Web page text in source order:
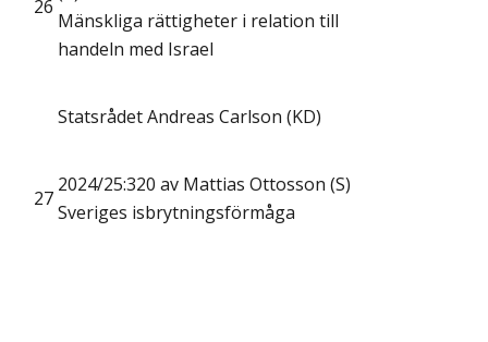
26
Mänskliga rättigheter i relation till
handeln med Israel
Statsrådet Andreas Carlson (KD)
27
2024/25:320 av Mattias Ottosson (S)
Sveriges isbrytningsförmåga